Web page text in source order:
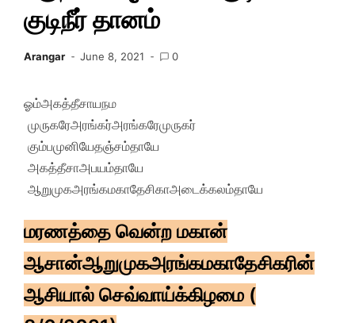
குடிநீர் தானம்
Arangar June 8, 2021 0
ஓம்அகத்தீசாயநம
முருகரேஅரங்கர்அரங்கரேமுருகர்
கும்பமுனியேதஞ்சம்தாயே
அகத்தீசாஅபயம்தாயே
ஆறுமுகஅரங்கமகாதேசிகாஅடைக்கலம்தாயே
மரணத்தை வென்ற மகான்
ஆசான்ஆறுமுகஅரங்கமகாதேசிகரின்
ஆசியால் செவ்வாய்க்கிழமை (